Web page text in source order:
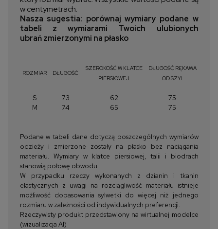
w centymetrach.
Nasza sugestia: porównaj wymiary podane w
tabeli z wymiarami Twoich ulubionych
ubrań zmierzonymi na płasko
ROZMIAR DŁUGOŚĆ
SZEROKOŚĆ W KLATCE
PIERSIOWEJ
DŁUGOŚĆ RĘKAWA
OD SZYI
S 73 62
75
M
74 65 75
Podane w tabeli dane dotyczą poszczególnych wymiarów
odzieży i zmierzone zostały na płasko bez naciągania
materiału. Wymiary w klatce piersiowej, talii i biodrach
stanowią połowę obwodu.
W przypadku rzeczy wykonanych z dzianin i tkanin
elastycznych z uwagi na rozciągliwość materiału istnieje
możliwość dopasowania sylwetki do więcej niż jednego
rozmiaru w zależności od indywidualnych preferencji.
Rzeczywisty produkt przedstawiony na wirtualnej modelce
(wizualizacja AI)